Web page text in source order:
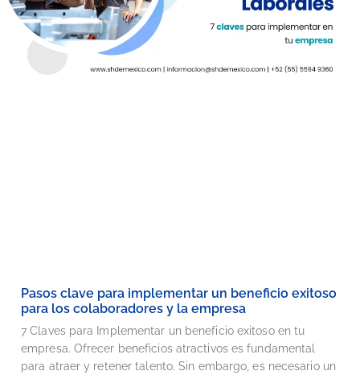
Pasos clave para implementar un beneficio exitoso
para los colaboradores y la empresa
7 Claves para Implementar un beneficio exitoso en tu
empresa. Ofrecer beneficios atractivos es fundamental
para atraer y retener talento. Sin embargo, es necesario un